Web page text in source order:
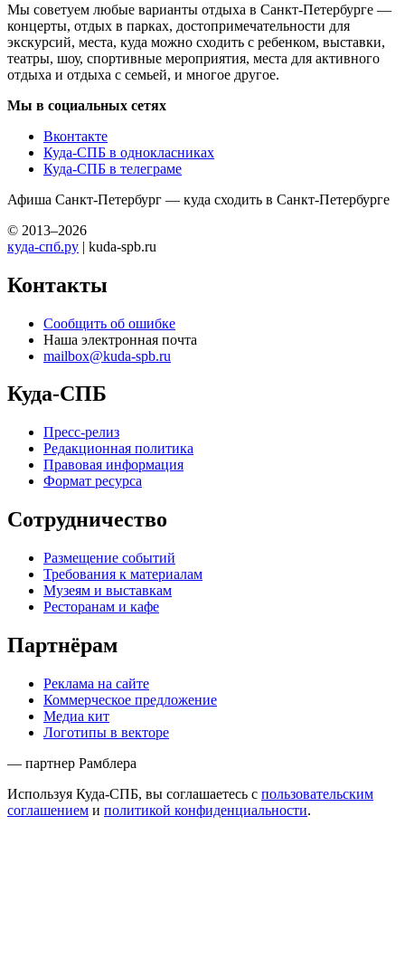
Мы советуем любые варианты отдыха в Санкт-Петербурге —
концерты, отдых в парках, достопримечательности для
экскурсий, места, куда можно сходить с ребенком, выставки,
театры, шоу, спортивные мероприятия, места для активного
отдыха и отдыха с семьей, и многое другое.
Мы в социальных сетях
Вконтакте
Куда-СПБ в однокласниках
Куда-СПБ в телеграме
Афиша Санкт-Петербург — куда сходить в Санкт-Петербурге
© 2013–2026
куда-спб.ру | kuda-spb.ru
Контакты
Сообщить об ошибке
Наша электронная почта
mailbox@kuda-spb.ru
Куда-СПБ
Пресс-релиз
Редакционная политика
Правовая информация
Формат ресурса
Сотрудничество
Размещение событий
Требования к материалам
Музеям и выставкам
Ресторанам и кафе
Партнёрам
Реклама на сайте
Коммерческое предложение
Медиа кит
Логотипы в векторе
— партнер Рамблера
Используя Куда-СПБ, вы соглашаетесь с пользовательским
соглашением и политикой конфиденциальности.